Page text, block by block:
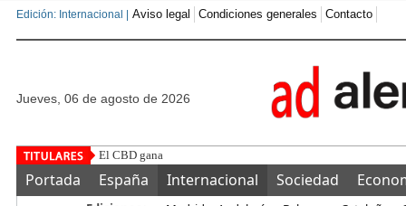
Edición: Internacional | Aviso legal Condiciones generales Contacto
jueves, 06 de agosto de 2026
El CBD gana protagonismo en GrowBarato como cate
Portada España Internacional Sociedad